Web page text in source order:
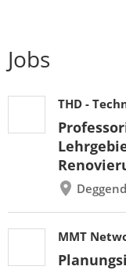
Jobs
THD -
MMT